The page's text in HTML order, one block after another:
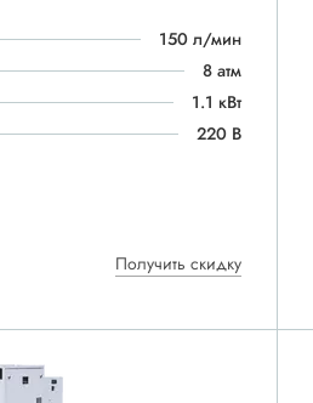
150 л/мин
8 атм
1.1 кВт
220 В
Получить скидку